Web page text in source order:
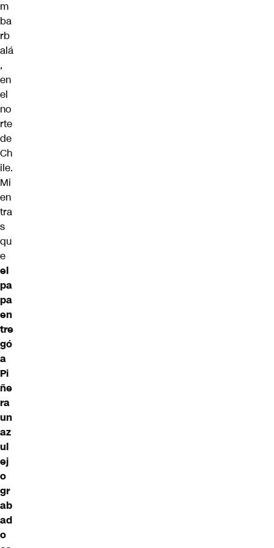
m
ba
rb
alá
,
en
el
no
rte
de
Ch
ile.
Mi
en
tra
s
qu
e
el
pa
pa
en
tre
gó
a
Pi
ñe
ra
un
az
ul
ej
o
gr
ab
ad
o